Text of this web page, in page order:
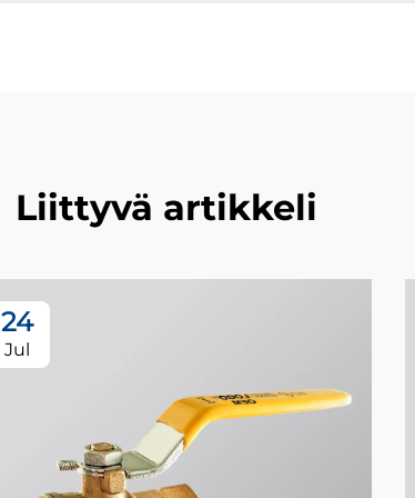
Liittyvä artikkeli
24
Jul